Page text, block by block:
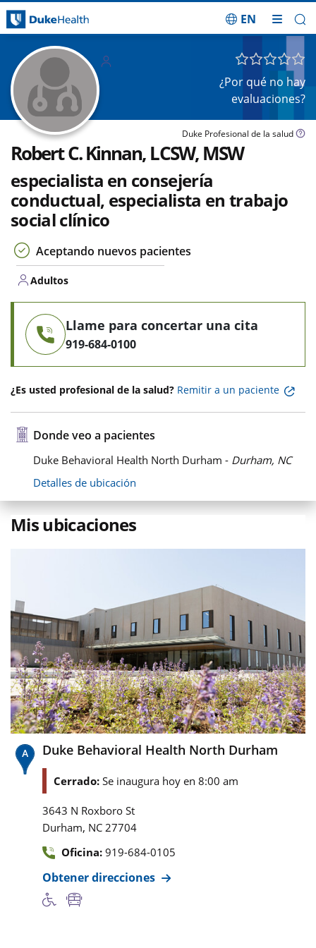
EN
¿Por qué no hay
evaluaciones?
Duke Profesional de la salud
Robert C. Kinnan, LCSW, MSW
especialista en consejería
conductual, especialista en trabajo
social clínico
Aceptando nuevos pacientes
Adultos
Llame para concertar una cita
919-684-0100
¿Es usted profesional de la salud? Remitir a un paciente
Donde veo a pacientes
Duke Behavioral Health North Durham - Durham, NC
Detalles de ubicación
Mis ubicaciones
Duke Behavioral Health North Durham
Cerrado: Se inaugura hoy en 8:00 am
3643 N Roxboro St
Durham, NC 27704
Oficina: 919-684-0105
Obtener direcciones